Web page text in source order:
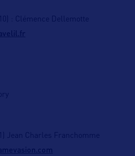
: Clémence Dellemotte
Jean Charles Franchomme